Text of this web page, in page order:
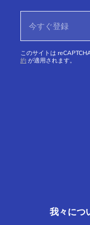
このサイトは
約 が適用されます。
我々につ